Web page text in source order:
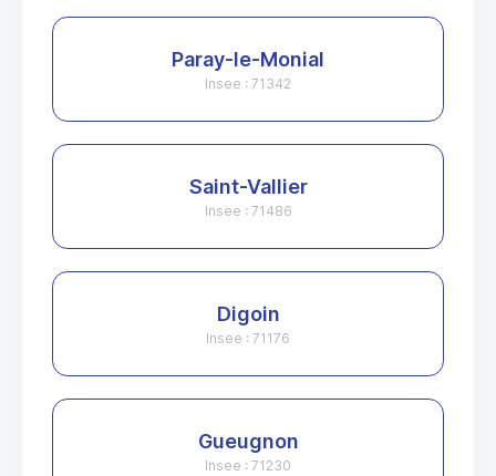
Paray-le-Monial
Insee : 71342
Saint-Vallier
Insee : 71486
Digoin
Insee : 71176
Gueugnon
Insee : 71230